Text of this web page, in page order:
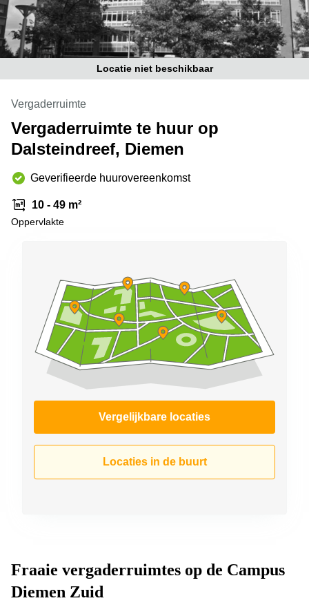
Westpoort
Den
Haag
Coworking
space
Coworking
Arnhem
Kantoorruimte
in Arnhem
space
Coworking
space
Kantoor
Huren
Hengelo
Bedrijfsruimte
Huren in
Locatie niet beschikbaar
Vergaderruimte
Vergaderruimte te huur op
Dalsteindreef, Diemen
Geverifieerde huurovereenkomst
10 - 49 m²
Oppervlakte
Vergelijkbare locaties
Locaties in de buurt
Fraaie vergaderruimtes op de Campus
Diemen Zuid